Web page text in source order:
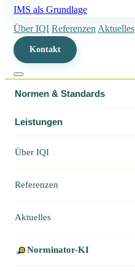
IMS als Grundlage
Über IQI Referenzen Aktuelles
Kontakt
Normen & Standards
Leistungen
Über IQI
Referenzen
Aktuelles
Norminator-KI